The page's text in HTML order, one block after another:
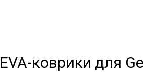
EVA-коврики для